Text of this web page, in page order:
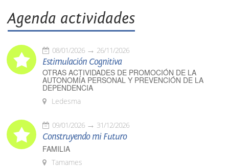
Agenda actividades
08/01/2026 26/11/2026
Estimulación Cognitiva
OTRAS ACTIVIDADES DE PROMOCIÓN DE LA
AUTONOMÍA PERSONAL Y PREVENCIÓN DE LA
DEPENDENCIA
Ledesma
09/01/2026 31/12/2026
Construyendo mi Futuro
FAMILIA
Tamames